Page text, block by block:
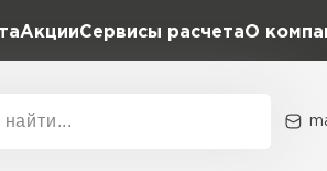
АкцииСервисы расчета
Расчет софитов для
О